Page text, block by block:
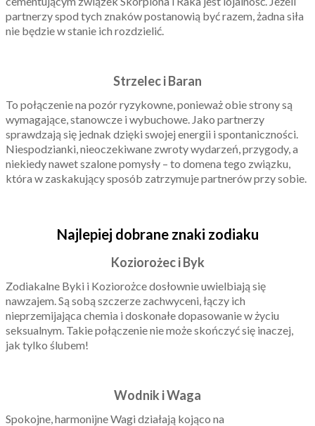
partnerzy spod tych znaków postanowią być razem, żadna siła
nie będzie w stanie ich rozdzielić.
Strzelec i Baran
To połączenie na pozór ryzykowne, ponieważ obie strony są
wymagające, stanowcze i wybuchowe. Jako partnerzy
sprawdzają się jednak dzięki swojej energii i spontaniczności.
Niespodzianki, nieoczekiwane zwroty wydarzeń, przygody, a
niekiedy nawet szalone pomysły – to domena tego związku,
która w zaskakujący sposób zatrzymuje partnerów przy sobie.
Najlepiej dobrane znaki zodiaku
Koziorożec i Byk
Zodiakalne Byki i Koziorożce dosłownie uwielbiają się
nawzajem. Są sobą szczerze zachwyceni, łączy ich
nieprzemijająca chemia i doskonałe dopasowanie w życiu
seksualnym. Takie połączenie nie może skończyć się inaczej,
jak tylko ślubem!
Wodnik i Waga
Spokojne, harmonijne Wagi działają kojąco na